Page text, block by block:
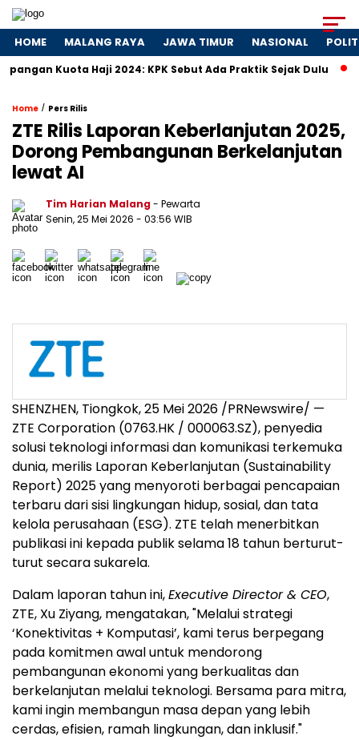
HOME MALANG RAYA JAWA TIMUR NASIONAL
Haji 2024: KPK Sebut Ada Praktik Sejak Dulu Dosa-
Home / Pers Rilis
ZTE Rilis Laporan Keberlanjutan 2025,
Dorong Pembangunan Berkelanjutan
lewat AI
Tim Harian Malang- Pewarta
Senin, 25 Mei 2026 - 03:56 WIB
SHENZHEN, Tiongkok, 25 Mei 2026 /PRNewswire/ —
ZTE Corporation (0763.HK / 000063.SZ), penyedia
solusi teknologi informasi dan komunikasi terkemuka
dunia, merilis Laporan Keberlanjutan (Sustainability
Report) 2025 yang menyoroti berbagai pencapaian
terbaru dari sisi lingkungan hidup, sosial, dan tata
kelola perusahaan (ESG). ZTE telah menerbitkan
publikasi ini kepada publik selama 18 tahun berturut-
turut secara sukarela.
Dalam laporan tahun ini,Executive Director & CEO,
ZTE, Xu Ziyang, mengatakan, "Melalui strategi
‘Konektivitas + Komputasi’, kami terus berpegang
pada komitmen awal untuk mendorong
pembangunan ekonomi yang berkualitas dan
berkelanjutan melalui teknologi. Bersama para mitra,
kami ingin membangun masa depan yang lebih
cerdas, efisien, ramah lingkungan, dan inklusif."